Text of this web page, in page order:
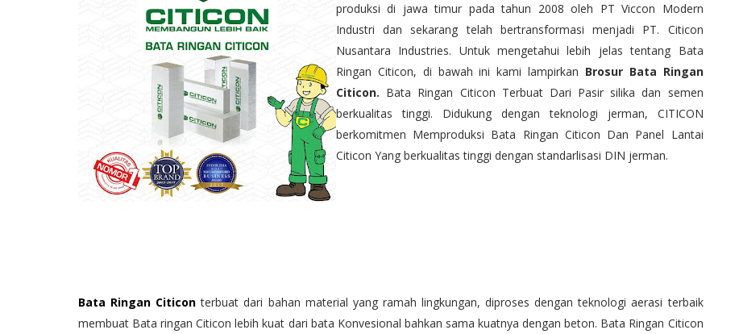
produksi di jawa timur pada tahun 2008 oleh PT Viccon Modern
Industri dan sekarang telah bertransformasi menjadi PT. Citicon
Nusantara Industries. Untuk mengetahui lebih jelas tentang Bata
Ringan Citicon, di bawah ini kami lampirkan Brosur Bata Ringan
Citicon. Bata Ringan Citicon Terbuat Dari Pasir silika dan semen
berkualitas tinggi. Didukung dengan teknologi jerman, CITICON
berkomitmen Memproduksi Bata Ringan Citicon Dan Panel Lantai
Citicon Yang berkualitas tinggi dengan standarlisasi DIN jerman.
Bata Ringan Citicon terbuat dari bahan material yang ramah lingkungan, diproses dengan teknologi aerasi terbaik
membuat Bata ringan Citicon lebih kuat dari bata Konvesional bahkan sama kuatnya dengan beton. Bata Ringan Citicon